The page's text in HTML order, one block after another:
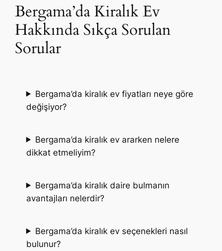
Bergama’da Kiralık Ev
Hakkında Sıkça Sorulan
Sorular
Bergama’da kiralık ev fiyatları neye göre
değişiyor?
Bergama’da kiralık ev ararken nelere
dikkat etmeliyim?
Bergama’da kiralık daire bulmanın
avantajları nelerdir?
Bergama’da kiralık ev seçenekleri nasıl
bulunur?